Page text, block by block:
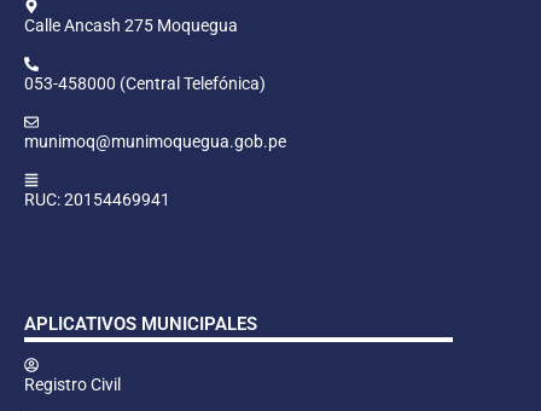
Calle Ancash 275 Moquegua
053-458000 (Central Telefónica)
munimoq@munimoquegua.gob.pe
RUC: 20154469941
APLICATIVOS MUNICIPALES
Registro Civil